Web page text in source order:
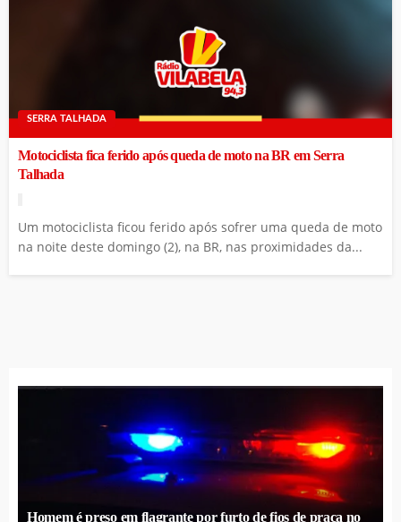
SERRA TALHADA
Motociclista fica ferido após queda de moto na BR em Serra
Talhada
Um motociclista ficou ferido após sofrer uma queda de moto
na noite deste domingo (2), na BR, nas proximidades da...
Homem é preso em flagrante por furto de fios de praça no